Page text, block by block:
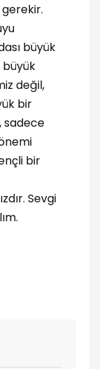
gerekir.
büyük
büyük
değil,
bir
sadece
bir
Sevgi